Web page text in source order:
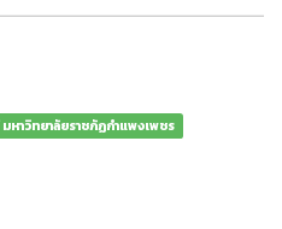
หาวิทยาลัยราชภัฏกำแพงเพชร